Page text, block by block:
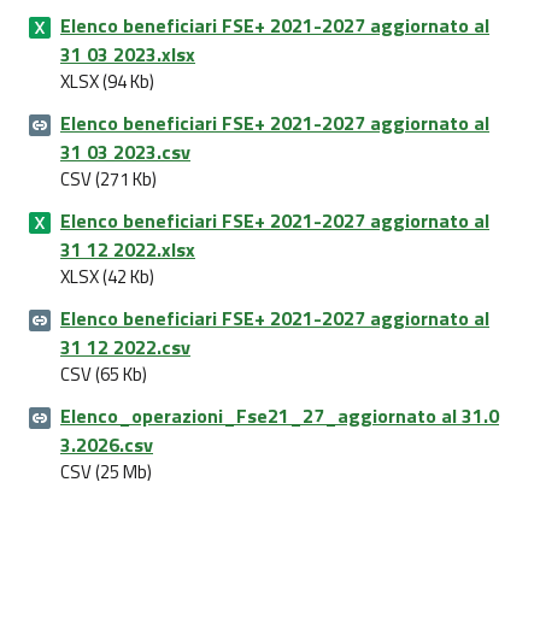
Elenco beneficiari FSE+ 2021-2027 aggiornato al
31 03 2023.xlsx
XLSX (94 Kb)
Elenco beneficiari FSE+ 2021-2027 aggiornato al
31 03 2023.csv
CSV (271 Kb)
Elenco beneficiari FSE+ 2021-2027 aggiornato al
31 12 2022.xlsx
XLSX (42 Kb)
Elenco beneficiari FSE+ 2021-2027 aggiornato al
31 12 2022.csv
CSV (65 Kb)
Elenco_operazioni_Fse21_27_aggiornato al 31.0
3.2026.csv
CSV (25 Mb)